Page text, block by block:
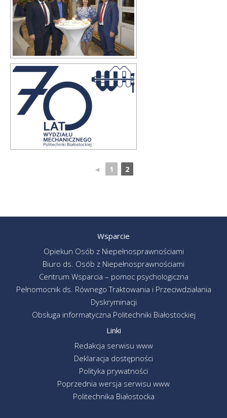
◄ 1 2
Wsparcie
Opiekun Osób z Niepełnosprawnościami
Biuro ds. Osób z Niepełnosprawnościami
Centrum Wsparcia – pomoc psychologiczna
Pełnomocnik ds. Równego Traktowania i Przeciwdziałania
Dyskryminacji
Obsługa informatyczna Politechniki Białostockiej
Linki
Redakcja serwisu www
Deklaracja dostępności
Polityka prywatności
Poprzednia wersja serwisu www
Politechnika Białostocka